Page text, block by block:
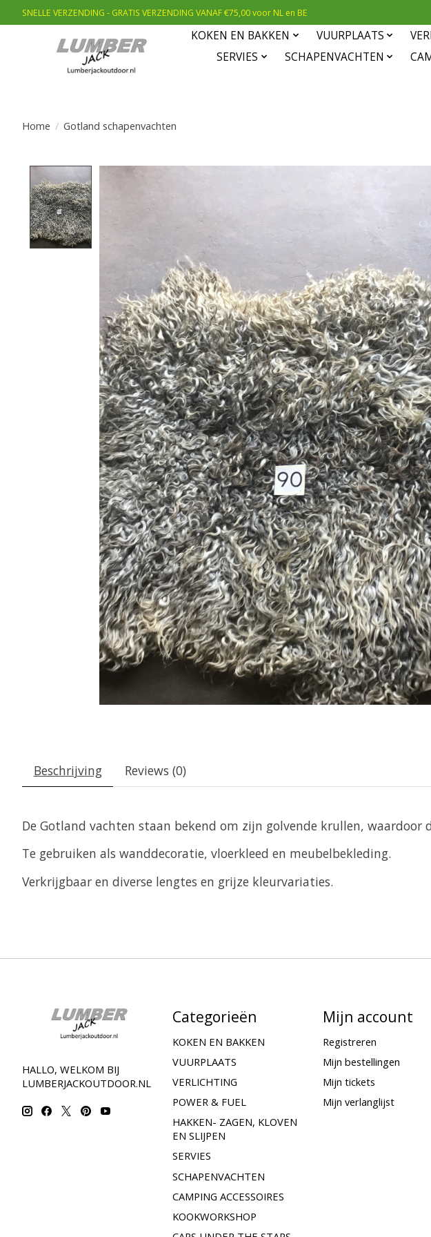
SNELLE VERZENDING - GRATIS VERZENDING VANAF €75,00 voor NL en BE
KOKEN EN BAKKEN VUURPLAATS
SERVIES
SCHAPENVACHTEN
Home / Gotland schapenvachten
Product image slideshow Items
Beschrijving Reviews (0)
De Gotland vachten staan bekend om zijn golvende krullen,
Te gebruiken als wanddecoratie, vloerkleed en meubelbekleding.
Verkrijgbaar en diverse lengtes en grijze kleurvariaties.
HALLO, WELKOM BIJ
LUMBERJACKOUTDOOR.NL
Categorieën
KOKEN EN BAKKEN
VUURPLAATS
VERLICHTING
POWER & FUEL
HAKKEN- ZAGEN, KLOVEN
EN SLIJPEN
SERVIES
SCHAPENVACHTEN
CAMPING ACCESSOIRES
KOOKWORKSHOP
Mijn account
Registreren
Mijn bestellingen
Mijn tickets
Mijn verlanglijst